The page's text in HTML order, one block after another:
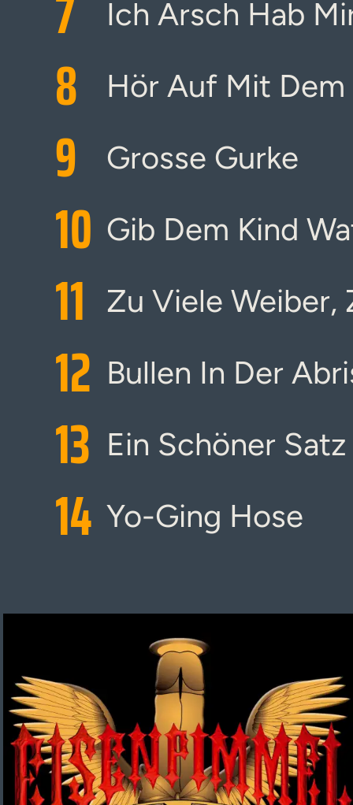
Ich Arsch Hab
8 Hör Auf Mit Dem
9 Grosse Gurke
10 Gib Dem Kind
11 Zu Viele Weiber,
12 Bullen In Der
13 Ein Schöner
14 Yo-Ging Hose